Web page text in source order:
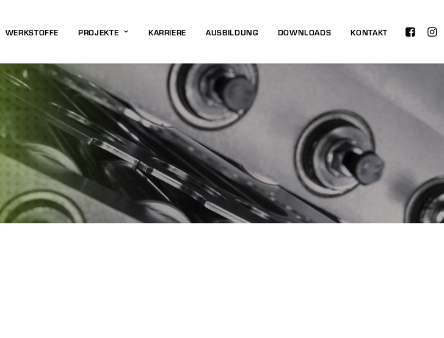
WERKSTOFFE PROJEKTE KARRIERE AUSBILDUNG DOWNLOADS KONTAKT